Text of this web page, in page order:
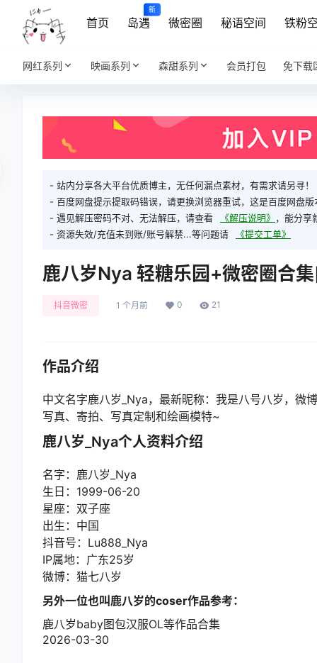
首页 岛遇
新
微密圈 秘语空间 铁粉
网红系列 映画系列 森甜系列 会员打包 免下载
- 站内分享各大平台优质博主，无任何漏点素材，有需求请另寻！
- 百度网盘提示提取码错误，请更换浏览器重试，这是百度网盘版
- 遇见解压密码不对、无法解压，请查看
《解压说明》 ，能分享
- 资源失效/充值未到账/账号解禁...等问题请
《提交工单》
鹿八岁Nya 轻糖乐园+微密圈合
抖音微密 1 个月前 0 21
作品介绍
中文名字鹿八岁_Nya，最新昵称：我是八号八岁，微
写真、寄拍、写真定制和绘画模特~
鹿八岁_Nya个人资料介绍
名字：鹿八岁_Nya
生日：1999-06-20
星座：双子座
出生：中国
抖音号：Lu888_Nya
IP属地：广东25岁
微博：猫七八岁
另外一位也叫鹿八岁的coser作品参考：
鹿八岁baby图包汉服OL等作品合集
2026-03-30